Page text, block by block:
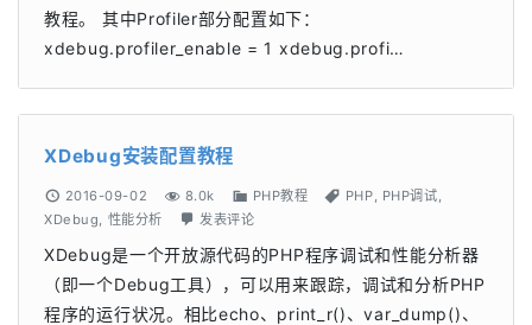
教程。 其中Profiler部分配置如下：
xdebug.profiler_enable = 1 xdebug.profi…
XDebug安装配置教程
2016-09-02 8.0k PHP教程 PHP, PHP调试,
XDebug, 性能分析 发表评论
XDebug是一个开放源代码的PHP程序调试和性能分析器
（即一个Debug工具），可以用来跟踪，调试和分析PHP
程序的运行状况。相比echo、print_r()、var_dump()、